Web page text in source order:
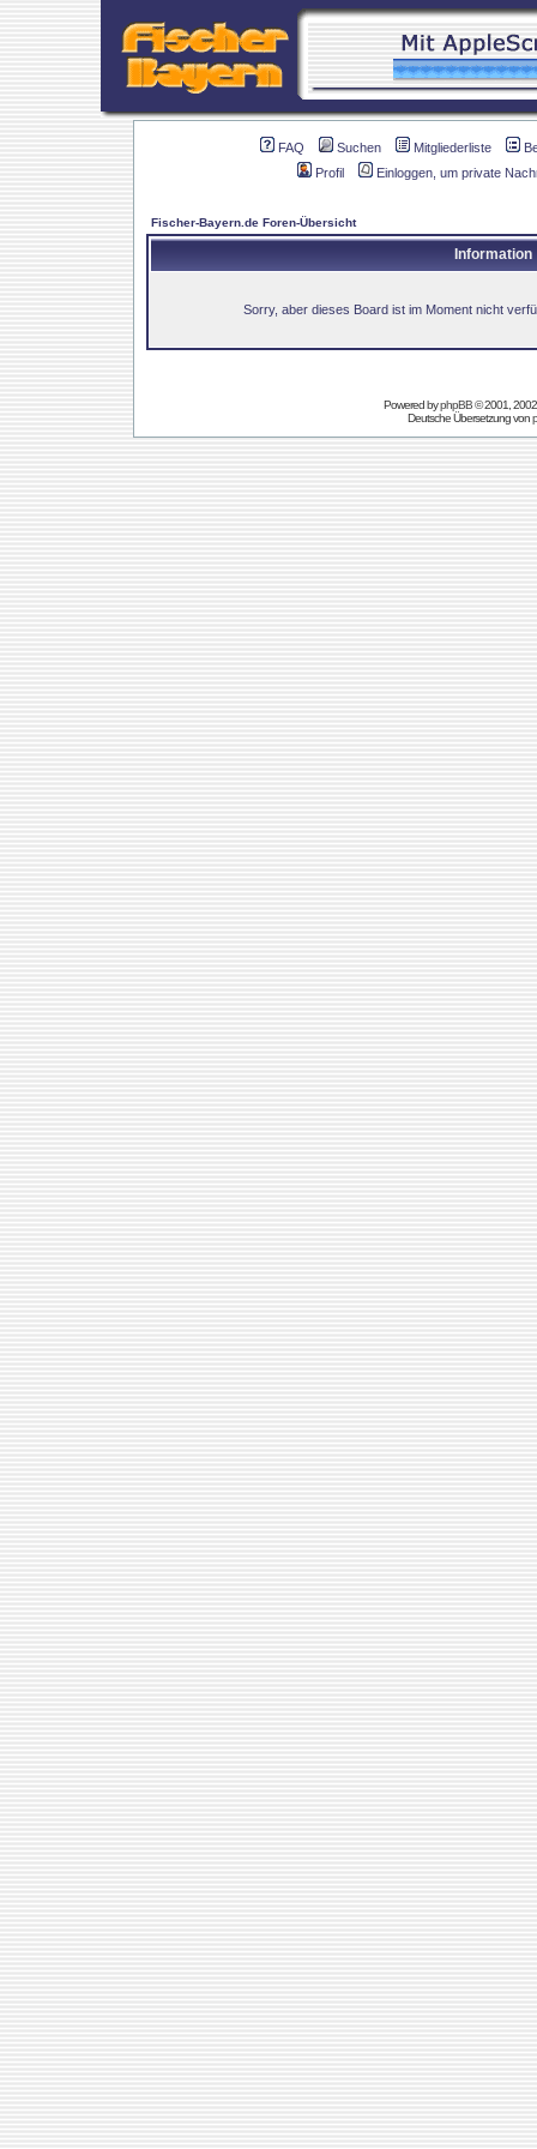
FAQ Suchen Mitgliederliste
Profil
Einloggen, um private
Fischer-Bayern.de Foren-Übersicht
Information
Sorry, aber dieses Board ist im Moment nicht
Powered byphpBB© 2001,
Deutsche Übersetzung von